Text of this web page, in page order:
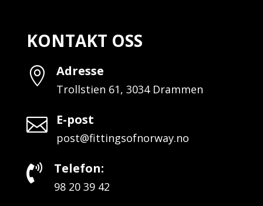
KONTAKT OSS
 Adresse
Trollstien 61, 3034 Drammen
 E-post
post@fittingsofnorway.no
 Telefon:
98 20 39 42